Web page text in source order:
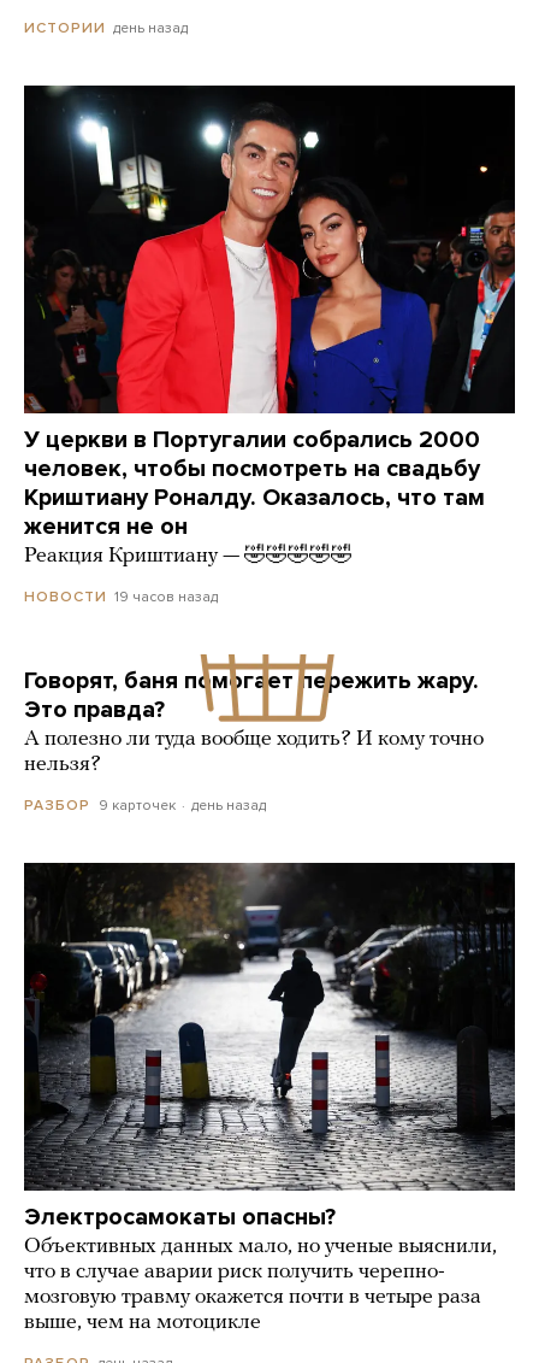
ИСТОРИИ день назад
У церкви в Португалии собрались 2000
человек, чтобы посмотреть на свадьбу
Криштиану Роналду. Оказалось, что там
женится не он
Реакция Криштиану — 🤣🤣🤣🤣🤣
НОВОСТИ 19 часов назад
Говорят, баня помогает пережить жару.
Это правда?
А полезно ли туда вообще ходить? И кому точно
нельзя?
РАЗБОР 9 карточек день назад
Электросамокаты опасны?
Объективных данных мало, но ученые выяснили,
что в случае аварии риск получить черепно-
мозговую травму окажется почти в четыре раза
выше, чем на мотоцикле